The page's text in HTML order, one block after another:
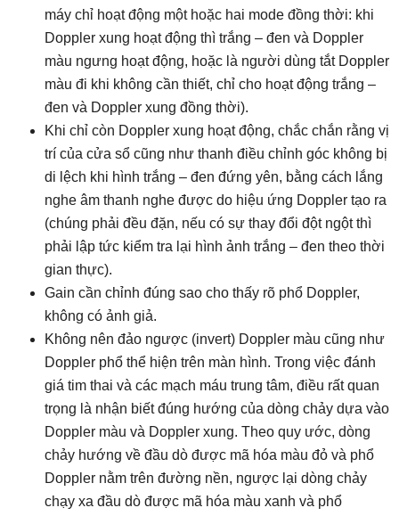
máy chỉ hoạt động một hoặc hai mode đồng thời: khi
Doppler xung hoạt động thì trắng – đen và Doppler
màu ngưng hoạt động, hoặc là người dùng tắt Doppler
màu đi khi không cần thiết, chỉ cho hoạt động trắng –
đen và Doppler xung đồng thời).
Khi chỉ còn Doppler xung hoạt động, chắc chắn rằng vị
trí của cửa sổ cũng như thanh điều chỉnh góc không bị
di lệch khi hình trắng – đen đứng yên, bằng cách lắng
nghe âm thanh nghe được do hiệu ứng Doppler tạo ra
(chúng phải đều đặn, nếu có sự thay đổi đột ngột thì
phải lập tức kiểm tra lại hình ảnh trắng – đen theo thời
gian thực).
Gain cần chỉnh đúng sao cho thấy rõ phổ Doppler,
không có ảnh giả.
Không nên đảo ngược (invert) Doppler màu cũng như
Doppler phổ thể hiện trên màn hình. Trong việc đánh
giá tim thai và các mạch máu trung tâm, điều rất quan
trọng là nhận biết đúng hướng của dòng chảy dựa vào
Doppler màu và Doppler xung. Theo quy ước, dòng
chảy hướng về đầu dò được mã hóa màu đỏ và phổ
Doppler nằm trên đường nền, ngược lại dòng chảy
chạy xa đầu dò được mã hóa màu xanh và phổ